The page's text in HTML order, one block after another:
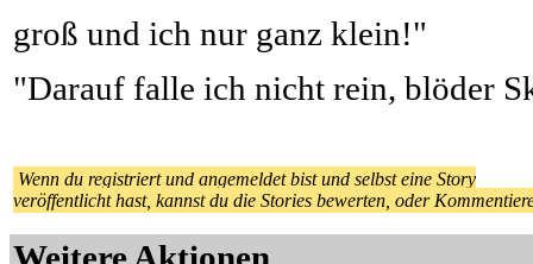
groß und ich nur ganz klein!"
"Darauf falle ich nicht rein, blöder
Wenn du registriert und angemeldet bist und selbst eine Story
veröffentlicht hast, kannst du die Stories bewerten, oder